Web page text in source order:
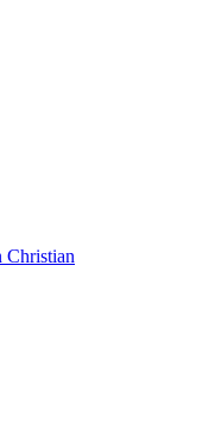
Christian